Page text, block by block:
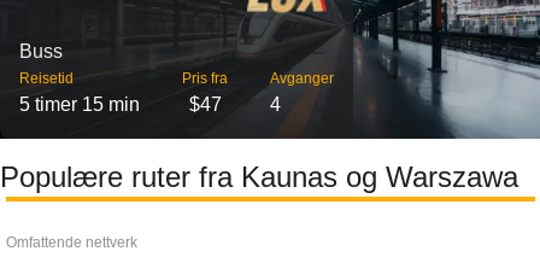
Buss
Reisetid
5 timer 15 min
Pris fra
$47
Avganger
4
Populære ruter fra Kaunas og Warszawa
Omfattende nettverk